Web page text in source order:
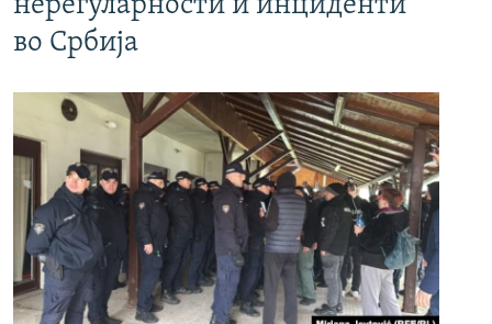
нерегуларности и инциденти
во Србија